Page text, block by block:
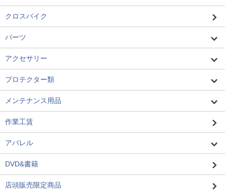
クロスバイク
パーツ
アクセサリー
プロテクター類
メンテナンス用品
作業工賃
アパレル
DVD&書籍
店頭販売限定商品